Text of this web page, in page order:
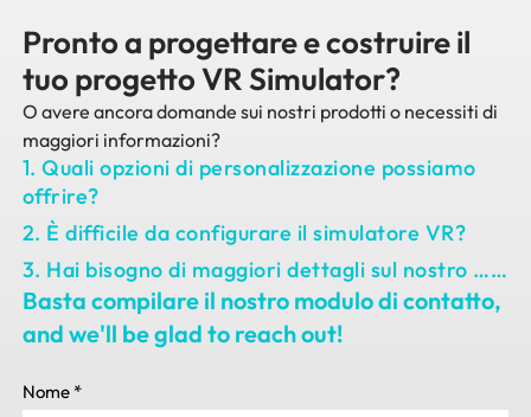
Pronto a progettare e costruire il
tuo progetto VR Simulator?
O avere ancora domande sui nostri prodotti o necessiti di
maggiori informazioni?
1. Quali opzioni di personalizzazione possiamo
offrire?
2. È difficile da configurare il simulatore VR?
3. Hai bisogno di maggiori dettagli sul nostro ……
Basta compilare il nostro modulo di contatto,
and we'll be glad to reach out!
Nome *